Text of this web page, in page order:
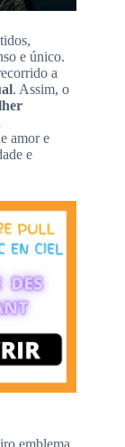
e único.
a
. Assim, o
amor e
e
emblema